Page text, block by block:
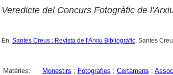
Veredicte del Concurs Fotogràfic de
En: Santes Creus : Revista de l'Arxiu Bibliogràfic. Santes
Matèries: Monestirs ; Fotografies ; Certàmens ;